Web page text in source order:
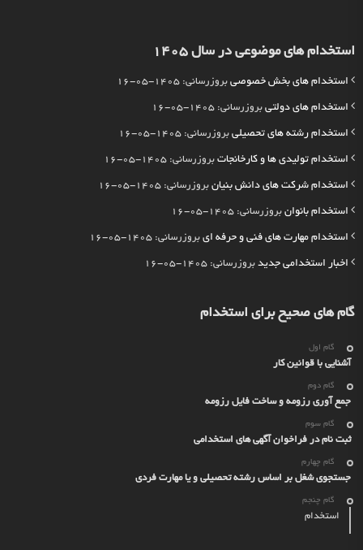
استخدام های موضوعی در سال 1405
استخدام های بخش خصوصی بروزرسانی: 1405-05-16
استخدام های دولتی بروزرسانی: 1405-05-16
استخدام رشته های تحصیلی بروزرسانی: 1405-05-16
استخدام تولیدی ها و کارخانجات بروزرسانی: 1405-05-16
استخدام شرکت های دانش بنیان بروزرسانی: 1405-05-16
استخدام بانوان بروزرسانی: 1405-05-16
استخدام مهارت های فنی و حرفه ای بروزرسانی: 1405-05-16
اخبار استخدامی جدید بروزرسانی: 1405-05-16
گام های صحیح برای استخدام
گام اول
آشنایی با قوانین کار
گام دوم
جمع آوری رزومه و ساخت فایل رزومه
گام سوم
ثبت نام در فراخوان آگهی های استخدامی
گام چهارم
جستجوی شغل بر اساس رشته تحصیلی و یا مهارت فردی
گام چنجم
استخدام